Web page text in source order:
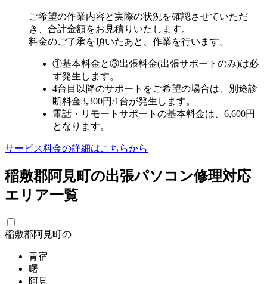
ご希望の作業内容と実際の状況を確認させていただ
き、合計金額をお見積りいたします。
料金のご了承を頂いたあと、作業を行います。
①基本料金と③出張料金(出張サポートのみ)は必
ず発生します。
4台目以降のサポートをご希望の場合は、別途診
断料金3,300円/1台が発生します。
電話・リモートサポートの基本料金は、6,600円
となります。
サービス料金の詳細はこちらから
稲敷郡阿見町の出張パソコン修理対応
エリア一覧
稲敷郡阿見町の
青宿
曙
阿見